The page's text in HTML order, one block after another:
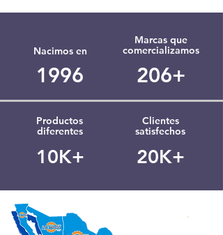
Nacimos en
1996
Marcas que
comercializamos
206+
Productos
diferentes
10K+
Clientes
satisfechos
20K+